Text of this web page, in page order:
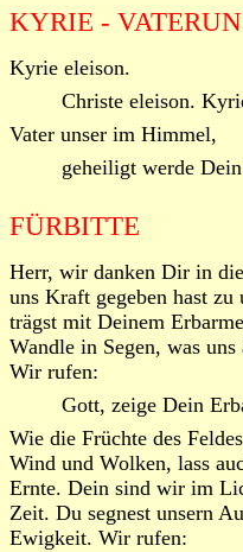
KYRIE -
Kyrie eleison.
Christe eleison.
Vater unser im Himmel,
geheiligt werde
FÜRBITTE
Herr, wir danken Dir in
uns Kraft gegeben hast
trägst mit Deinem
Wandle in Segen, was
Wir rufen:
Gott, zeige Dein
Wie die Früchte des
Wind und Wolken, lass
Ernte. Dein sind wir im
Zeit. Du segnest unsern
Ewigkeit. Wir rufen: